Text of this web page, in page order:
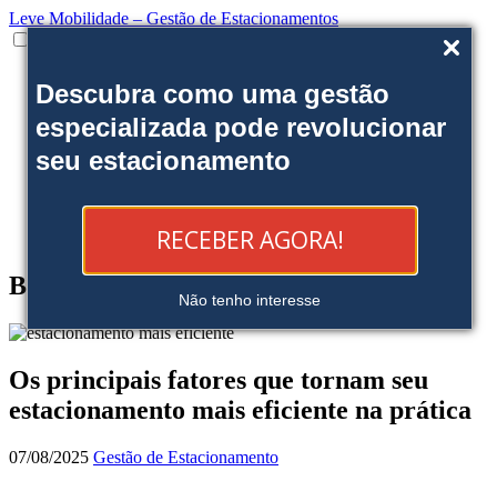
Descubra como uma gestão
especializada pode revolucionar
seu estacionamento
RECEBER AGORA!
Não tenho interesse
Leve Mobilidade – Gestão de Estacionamentos
Onde estamos
Nossas soluções
Clientes
Fale Conosco
Reserve sua Vaga
Blog
Os principais fatores que tornam seu
estacionamento mais eficiente na prática
07/08/2025 Gestão de Estacionamento